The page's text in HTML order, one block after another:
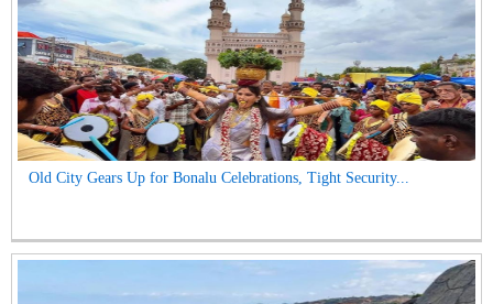
Old City Gears Up for Bonalu Celebrations, Tight Security...